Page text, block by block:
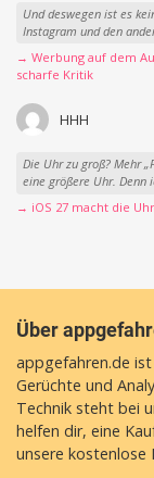
Und deswegen ist es
Instagram und den
→ Werbung auf dem
scharfe Kritik
HHH
Die Uhr zu groß? Mehr
eine größere Uhr. Denn
→ iOS 27 macht die
Über
appgefahren.de
Gerüchte und
Technik steht bei
helfen dir, eine
unsere kostenlose